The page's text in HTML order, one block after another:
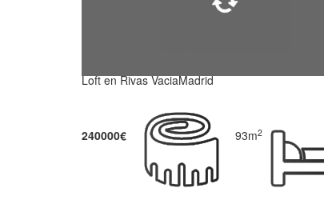
Loft en Rivas VaciaMadrid
240000€ 93m2